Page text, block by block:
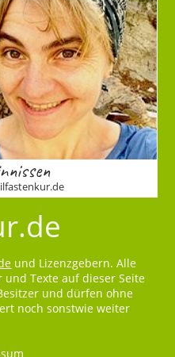
und Lizenzgebern. Alle
Texte auf dieser Seite
und dürfen ohne
noch sonstwie weiter